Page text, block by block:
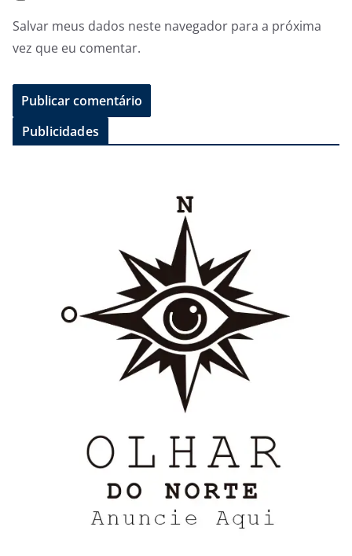
Salvar meus dados neste navegador para a próxima
vez que eu comentar.
Publicidades